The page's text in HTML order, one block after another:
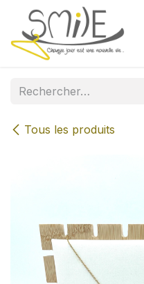
Se rendre au contenu
Tous les produits